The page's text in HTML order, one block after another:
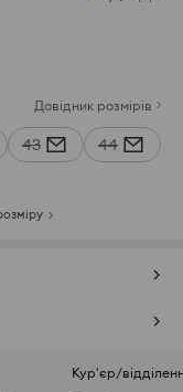
Довідник розмірів
43
44
Кур'єр/